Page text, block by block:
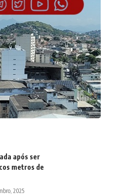
após ser
metros de
2025